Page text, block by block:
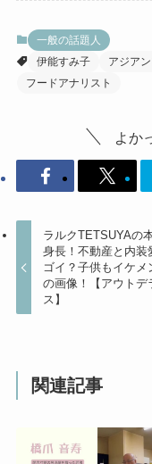
一般の話題人
伊能すみ子
アジア
フードアナリスト
よか
ラルクTETSUYAの
身長！不動産と内装
ゴイ？子供もイケメ
の画像！【アウトデ
ス】
関連記事